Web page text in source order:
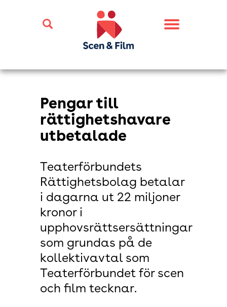
Toggle
Pengar till
rättighetshavare
utbetalade
Teaterförbundets
Rättighetsbolag betalar
i dagarna ut 22 miljoner
kronor i
upphovsrättsersättningar
som grundas på de
kollektivavtal som
Teaterförbundet för scen
och film tecknar.